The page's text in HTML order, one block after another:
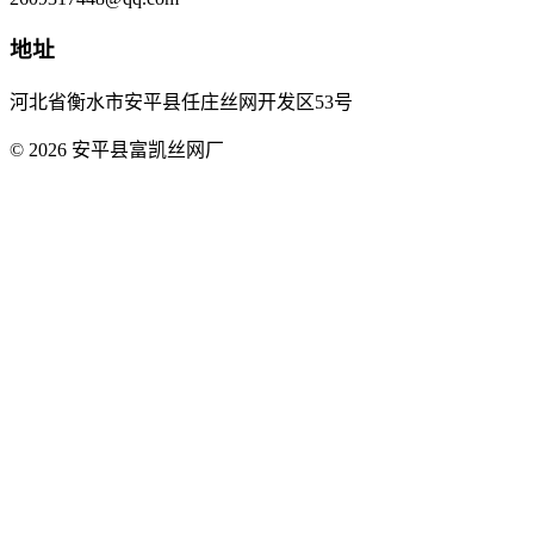
地址
河北省衡水市安平县任庄丝网开发区53号
© 2026 安平县富凯丝网厂